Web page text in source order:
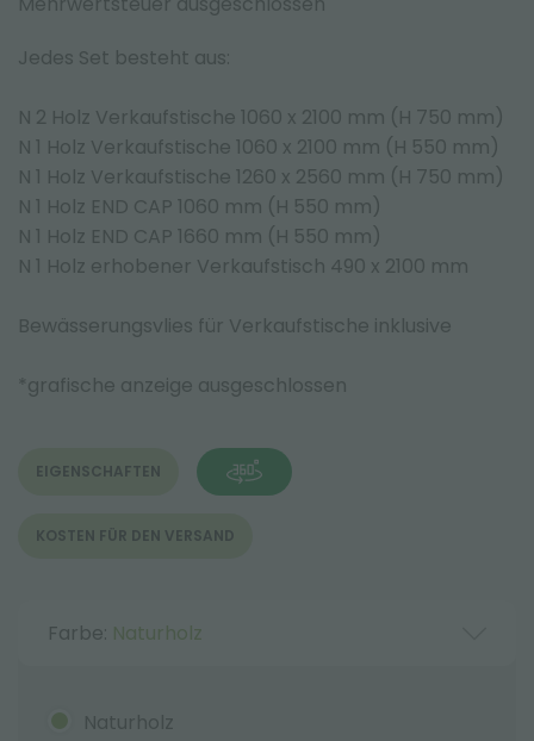
Jedes Set besteht aus:
N 2 Holz Verkaufstische 1060 x 2100 mm (H 750 mm)
N 1 Holz Verkaufstische 1060 x 2100 mm (H 550 mm)
N 1 Holz Verkaufstische 1260 x 2560 mm (H 750 mm)
N 1 Holz END CAP 1060 mm (H 550 mm)
N 1 Holz END CAP 1660 mm (H 550 mm)
N 1 Holz erhobener Verkaufstisch 490 x 2100 mm
Bewässerungsvlies für Verkaufstische inklusive
*grafische anzeige ausgeschlossen
EIGENSCHAFTEN
KOSTEN FÜR DEN VERSAND
Farbe: Naturholz
Naturholz